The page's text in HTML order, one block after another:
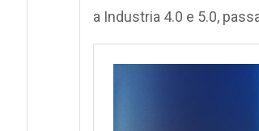
a Industria 4.0 e 5.0,